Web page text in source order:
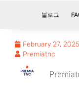
블로그
February 27, 2025
Premiatnc